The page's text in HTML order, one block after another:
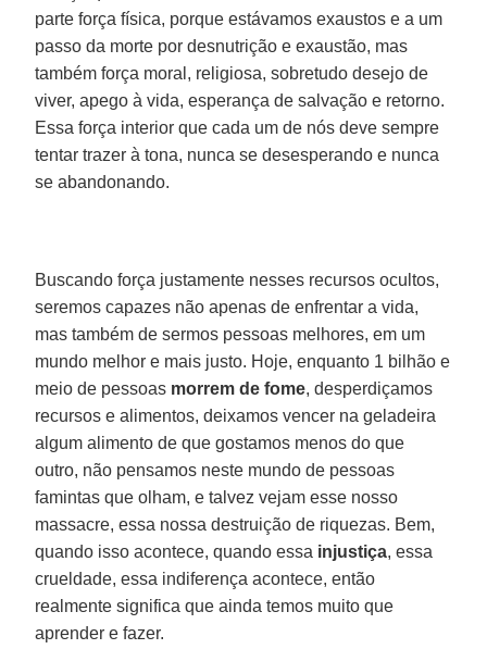
parte força física, porque estávamos exaustos e a um
passo da morte por desnutrição e exaustão, mas
também força moral, religiosa, sobretudo desejo de
viver, apego à vida, esperança de salvação e retorno.
Essa força interior que cada um de nós deve sempre
tentar trazer à tona, nunca se desesperando e nunca
se abandonando.
Buscando força justamente nesses recursos ocultos,
seremos capazes não apenas de enfrentar a vida,
mas também de sermos pessoas melhores, em um
mundo melhor e mais justo. Hoje, enquanto 1 bilhão e
meio de pessoas morrem de fome, desperdiçamos
recursos e alimentos, deixamos vencer na geladeira
algum alimento de que gostamos menos do que
outro, não pensamos neste mundo de pessoas
famintas que olham, e talvez vejam esse nosso
massacre, essa nossa destruição de riquezas. Bem,
quando isso acontece, quando essa injustiça, essa
crueldade, essa indiferença acontece, então
realmente significa que ainda temos muito que
aprender e fazer.